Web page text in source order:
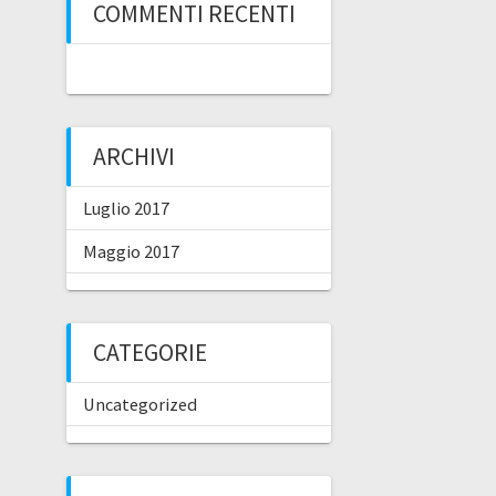
COMMENTI RECENTI
ARCHIVI
Luglio 2017
Maggio 2017
CATEGORIE
Uncategorized